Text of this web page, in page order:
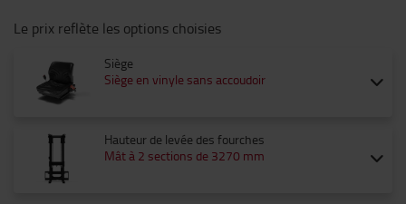
Le prix reflète les options choisies
Siège
Siège en vinyle sans accoudoir
Hauteur de levée des fourches
Mât à 2 sections de 3270 mm